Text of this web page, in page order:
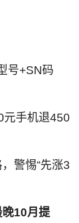
号+SN码
元手机退450
警惕“先涨3
晚10月提